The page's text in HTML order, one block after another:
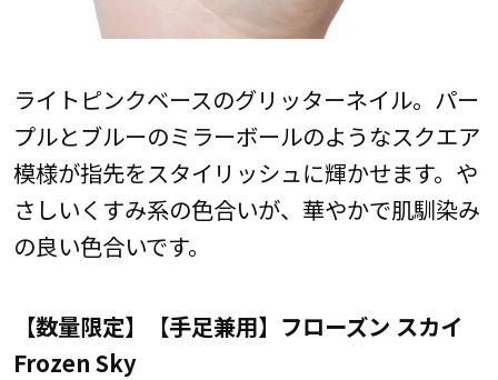
ライトピンクベースのグリッターネイル。パー
プルとブルーのミラーボールのようなスクエア
模様が指先をスタイリッシュに輝かせます。や
さしいくすみ系の色合いが、華やかで肌馴染み
の良い色合いです。
【数量限定】【手足兼用】フローズン スカイ
Frozen Sky